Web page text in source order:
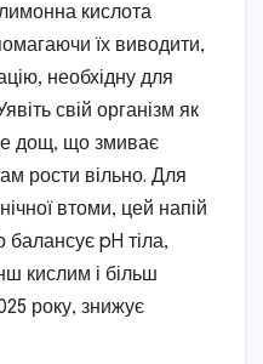
кислота
їх виводити,
необхідну для
свій організм як
дощ, що змиває
рости вільно. Для
втоми, цей напій
балансує pH тіла,
кислим і більш
року, знижує